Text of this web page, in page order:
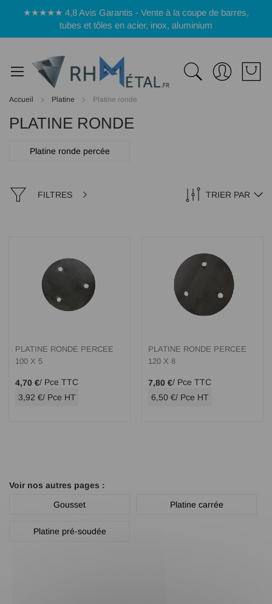
★★★★★ 4,8 Avis Garantis - Vente à la coupe de barres,
tubes et tôles en acier, inox, aluminium
Accueil Platine Platine ronde
PLATINE RONDE
Platine ronde percée
FILTRES TRIER PAR
PLATINE RONDE PERCEE
100 X 5
4,70 €/ Pce TTC
3,92 €/ Pce HT
PLATINE RONDE PERCEE
120 X 8
7,80 €/ Pce TTC
6,50 €/ Pce HT
Voir nos autres pages :
Gousset
Platine carrée
Platine pré-soudée